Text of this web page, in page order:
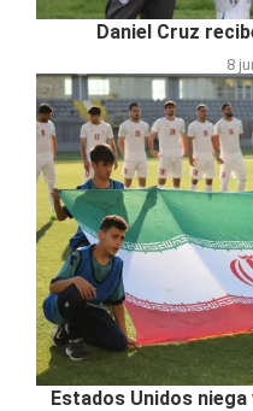
Daniel Cruz
8
Estados Unidos